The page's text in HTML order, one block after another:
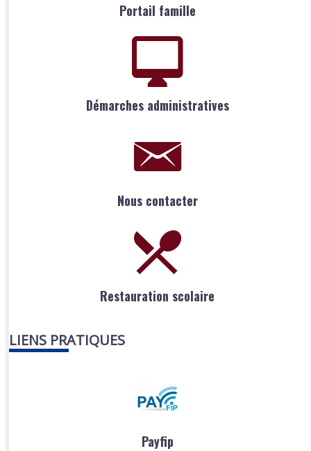
Portail famille
Démarches administratives
Nous contacter
Restauration scolaire
LIENS PRATIQUES
Payfip